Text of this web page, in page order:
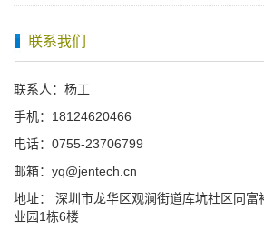
联系我们
联系人：杨工
手机：18124620466
电话：0755-23706799
邮箱：yq@jentech.cn
地址： 深圳市龙华区观澜街道库坑社区同富
业园1栋6楼